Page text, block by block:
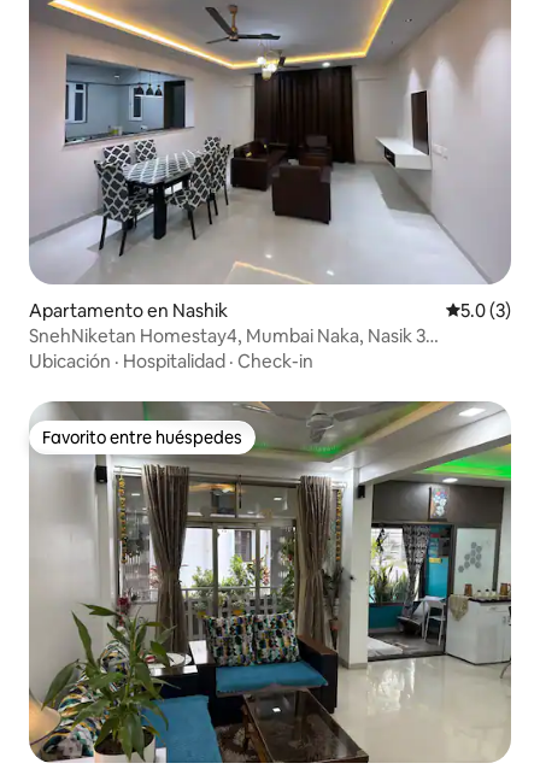
Apartamento en Nashik
5.0 (3)
SnehNiketan Homestay4, Mumbai Naka, Nasik 3
habitaciones y 1 baño
Ubicación · Hospitalidad · Check-in
Favorito entre huéspedes
Favorito entre huéspedes